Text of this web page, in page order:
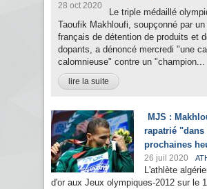
28 oct 2020
Le triple médaillé
Taoufik Makhloufi, soupçonné par un
français de détention de produits et
dopants, a dénoncé mercredi "une
calomnieuse" contre un "champion...
lire la suite
MJS :
rapatrié "dans
prochaines
26 juil 2020
L'athlète
d'or aux Jeux olympiques-2012 sur le